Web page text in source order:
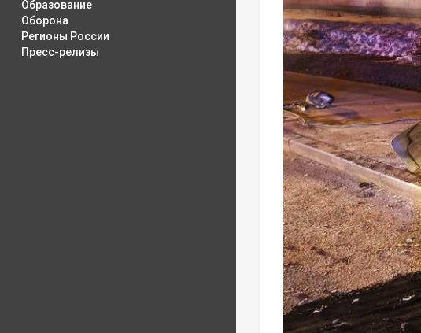
Образование
Оборона
Регионы России
Пресс-релизы